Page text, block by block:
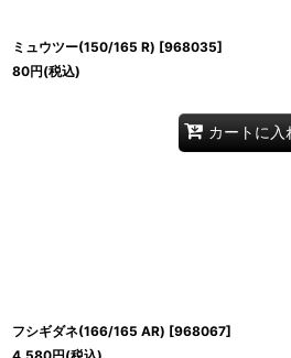
ミュウツー(150/165 R) [968035]
80円(税込)
カートに入
フシギダネ(166/165 AR) [968067]